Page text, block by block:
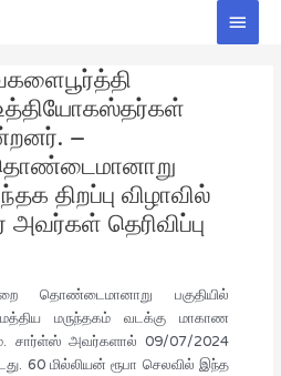
Main
–
தொண்டைமானாறு
திறப்பு விழாவில்
தெரிவிப்பு
தொண்டைமானாறு பகுதியில்
மத்திய மருந்தகம் வடக்கு மாகாண
சார்ள்ஸ் அவர்களால் 09/07/2024
60 மில்லியன் ரூபா செலவில் இந்த